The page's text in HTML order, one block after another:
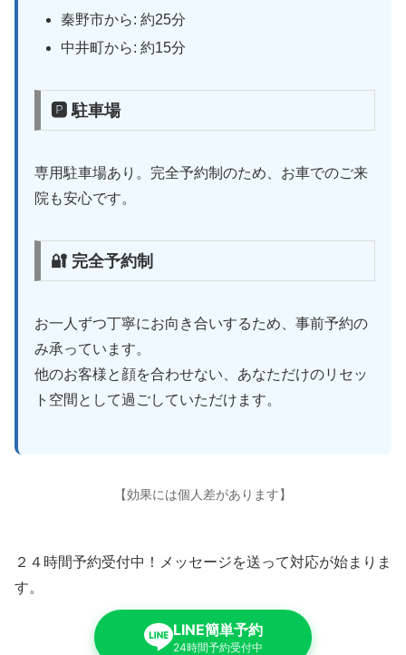
秦野市から: 約25分
中井町から: 約15分
🅿 駐車場
専用駐車場あり。完全予約制のため、お車でのご来
院も安心です。
🔐 完全予約制
お一人ずつ丁寧にお向き合いするため、事前予約の
み承っています。
他のお客様と顔を合わせない、あなただけのリセッ
ト空間として過ごしていただけます。
【効果には個人差があります】
２４時間予約受付中！メッセージを送って対応が始まりま
す。
LINE簡単予約
24時間予約受付中